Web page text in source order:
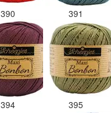
390 391
394 395